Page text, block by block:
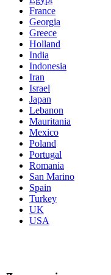
France
Georgia
Greece
Holland
India
Indonesia
Iran
Israel
Japan
Lebanon
Mauritania
Mexico
Poland
Portugal
Romania
San Marino
Spain
Turkey
UK
USA